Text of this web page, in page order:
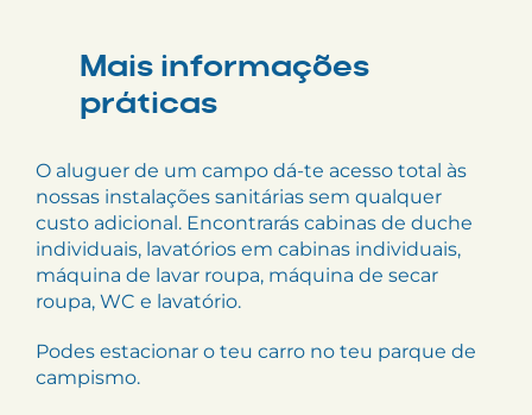
Mais informações
práticas
O aluguer de um campo dá-te acesso total às
nossas instalações sanitárias sem qualquer
custo adicional. Encontrarás cabinas de duche
individuais, lavatórios em cabinas individuais,
máquina de lavar roupa, máquina de secar
roupa, WC e lavatório.
Podes estacionar o teu carro no teu parque de
campismo.